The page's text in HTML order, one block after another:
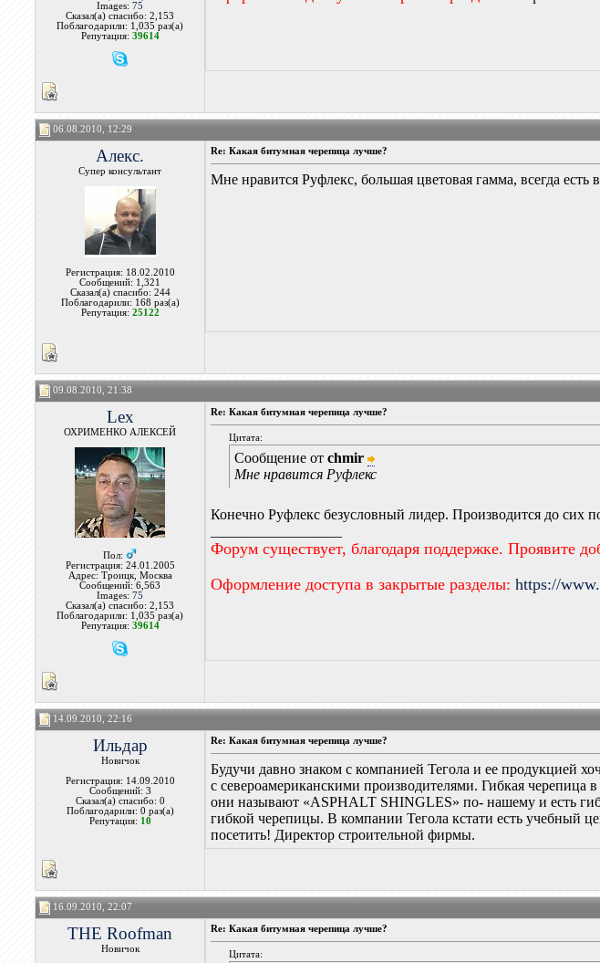
Images:75
Сказал(а) спасибо: 2,153
Поблагодарили: 1,035 раз(а)
Репутация: 39614
06.08.2010, 12:29
Алекс.
Супер консультант
Регистрация: 18.02.2010
Сообщений: 1,321
Сказал(а) спасибо: 244
Поблагодарили: 168 раз(а)
Репутация: 25122
Re: Какая битумная черепица лучше?
Мне нравится Руфлекс, большая цветовая гамма, всегда
09.08.2010, 21:38
Lex
ОХРИМЕНКО АЛЕКСЕЙ
Пол:
Регистрация: 24.01.2005
Адрес: Троицк, Москва
Сообщений: 6,563
Images:75
Сказал(а) спасибо: 2,153
Поблагодарили: 1,035 раз(а)
Репутация: 39614
Re: Какая битумная черепица лучше?
Цитата:
Сообщение отchmir
Мне нравится Руфлекс
Конечно Руфлекс безусловный лидер. Производится до сих
Форум существует, благодаря поддержке. Проявите
Оформление доступа в закрытые разделы:https://
14.09.2010, 22:16
Ильдар
Новичок
Регистрация: 14.09.2010
Сообщений: 3
Сказал(а) спасибо: 0
Поблагодарили: 0 раз(а)
Репутация: 10
Re: Какая битумная черепица лучше?
Будучи давно знаком с компанией Тегола и ее продукцией
с североамериканскими производителями. Гибкая
они называют «ASPHALT SHINGLES» по- нашему и есть
гибкой черепицы. В компании Тегола кстати есть учебный
посетить! Директор строительной фирмы.
16.09.2010, 22:07
THE Roofman
Новичок
Re: Какая битумная черепица лучше?
Цитата: